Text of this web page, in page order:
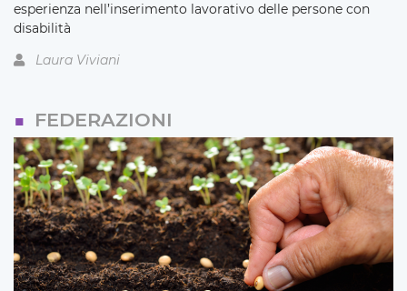
esperienza nell’inserimento lavorativo delle persone con
disabilità
Laura Viviani
FEDERAZIONI